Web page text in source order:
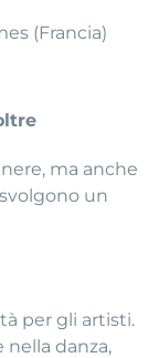
(Francia)
ma anche
un
per gli artisti.
danza,